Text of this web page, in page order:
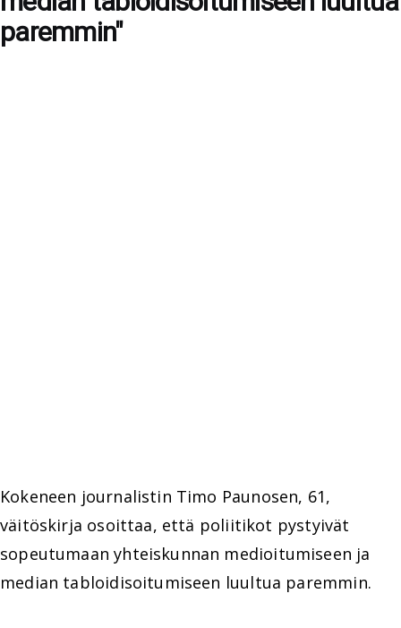
paremmin"
Kokeneen journalistin Timo Paunosen, 61,
väitöskirja osoittaa, että poliitikot pystyivät
sopeutumaan yhteiskunnan medioitumiseen ja
median tabloidisoitumiseen luultua paremmin.